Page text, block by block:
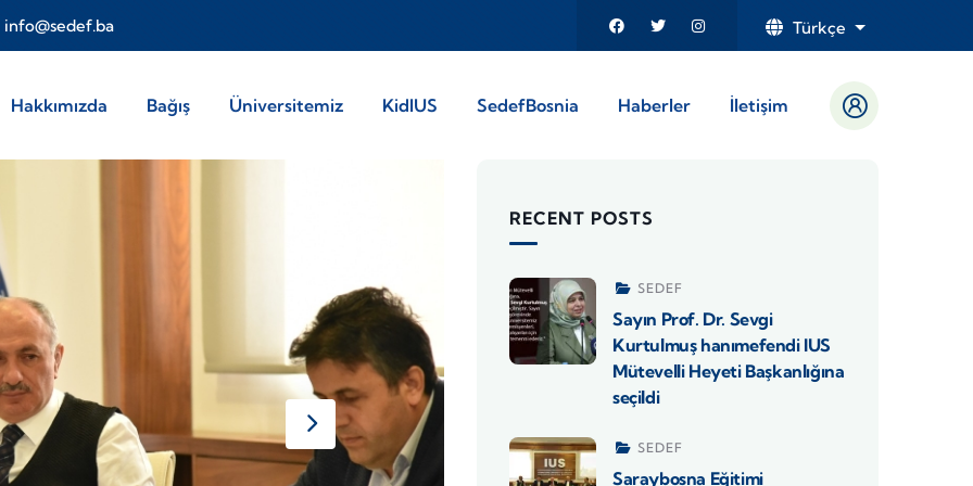
info@sedef.ba Türkçe List additional
Hakkımızda Bağış Üniversitemiz KidIUS SedefBosnia Haberler İletişim
RECENT POSTS
SEDEF
Sayın Prof. Dr. Sevgi
Kurtulmuş hanımefendi IUS
Mütevelli Heyeti Başkanlığına
seçildi
SEDEF
Saraybosna Eğitimi